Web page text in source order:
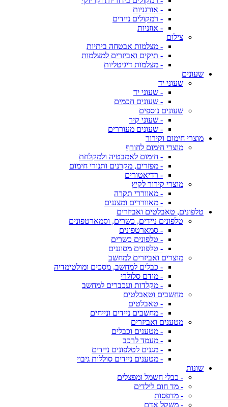
- אורגניות
- רמקולים ניידים
- אוזניות
צילום
- מצלמות אבטחה ביתיות
- תיקים ואביזרים למצלמות
- מצלמות דיגיטליות
שעונים
שעוני יד
- שעוני יד
- שעונים חכמים
שעונים נוספים
- שעוני קיר
- שעונים מעוררים
מוצרי חימום וקירור
מוצרי חימום לחורף
- חימום לאמבטיה ולמקלחת
- מפזרים, מקרנים ותנורי חימום
- רדיאטורים
מוצרי קירור לקיץ
- מאווררי תקרה
- מאווררים ומצננים
טלפונים, טאבלטים ואביזרים
טלפונים ניידים, כשרים, וסמארטפונים
- סמארטפונים
- טלפונים כשרים
- טלפונים מסוננים
מוצרים ואביזרים למחשב
- כבלים למחשב, מסכים ומולטימדיה
- מודם סלולרי
- מקלדות ועכברים למחשב
מחשבים וטאבלטים
- טאבלטים
- מחשבים ניידים ונייחים
מטענים ואביזרים
- מטענים וכבלים
- מעמד לרכב
- מגנים לטלפונים ניידים
- מטענים ניידים סוללות גיבוי
שונות
- כבלי חשמל ומפצלים
- מד חום לילדים
- מדפסות
- משקל אדם